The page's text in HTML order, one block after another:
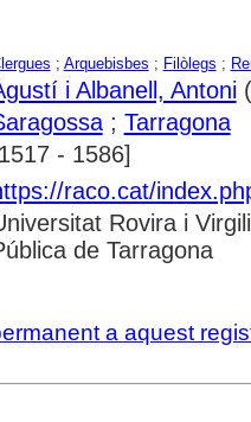
; Arquebisbes ; Filòlegs ;
i Albanell, Antoni
; Tarragona
- 1586]
raco.cat/
Rovira i
de Tarragona
a aquest